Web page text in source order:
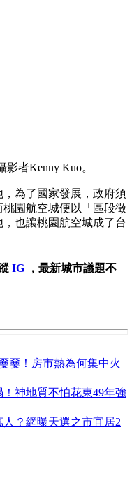
者Kenny Kuo。
為了國家發展，政府須
園航空城便以「區段徵
也讓桃園航空城成了台
IG ，最新城市議題不
嫑！房市熱為何集中火
！神地質不怕花東49年強
？網曝天選之市宜居2